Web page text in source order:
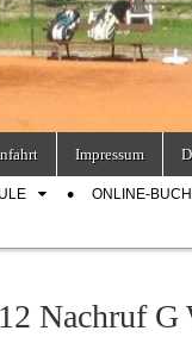
Impressum
ONLINE-
Nachruf G